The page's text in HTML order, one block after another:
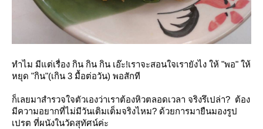
ทำไม มีแต่เรื่อง กิน กิน กิน เอ๊ะ!เราจะสอนใจเรายังไง ให้ "พอ" ให้
หยุด "กิน"(เกิน 3 มื้อต่อวัน) พอสักที
ก็เลยมาสำรวจใจตัวเองว่าเราต้องหิวตลอดเวลา จริงรึเปล่า? ต้อง
มีความอยากที่ไม่มีวันเติมเต็มจริงไหม? ด้วยการมายืนมองรูป
เปรต ที่ผนังในวัดสุทัศน์ค่ะ